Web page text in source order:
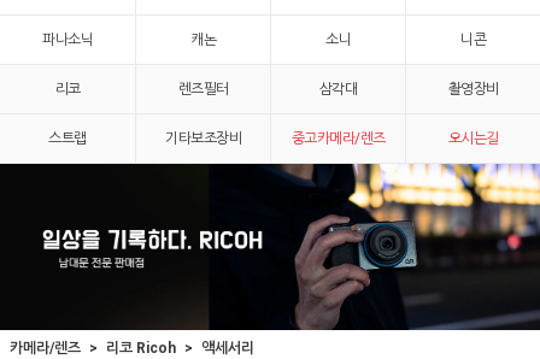
파나소닉 캐논 소니 니콘
리코 렌즈필터 삼각대 촬영장비
스트랩 기타보조장비 중고카메라/렌즈 오시는길
카메라/렌즈 리코 Ricoh 액세서리